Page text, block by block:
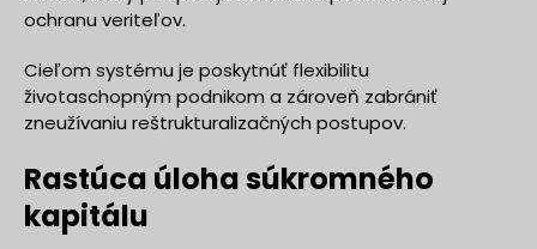
ochranu veriteľov.
Cieľom systému je poskytnúť flexibilitu
životaschopným podnikom a zároveň zabrániť
zneužívaniu reštrukturalizačných postupov.
Rastúca úloha súkromného
kapitálu